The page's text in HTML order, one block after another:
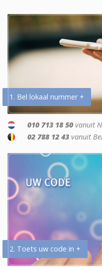
1. Bel lokaal nummer +
010 713 18 50 vanuit
02 788 12 43 vanuit
2. Toets uw code in +